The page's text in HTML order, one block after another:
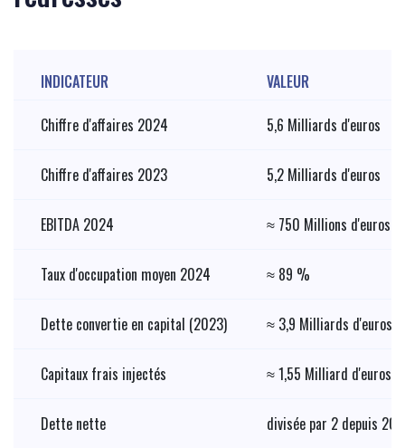
INDICATEUR
VALEUR
Chiffre d'affaires 2024
5,6 Milliards d'euros
Chiffre d'affaires 2023 5,2 Milliards d'euros
EBITDA 2024 ≈ 750 Millions d'euros
Taux d'occupation moyen 2024 ≈ 89 %
Dette convertie en capital (2023) ≈ 3,9 Milliards d'euros
Capitaux frais injectés ≈ 1,55 Milliard d'euros
Dette nette divisée par 2 depuis